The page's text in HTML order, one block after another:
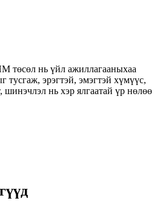
нь үйл ажиллагааныхаа
тусгаж, эрэгтэй, эмэгтэй хүмүүс,
шинэчлэл нь хэр ялгаатай үр нөлөө